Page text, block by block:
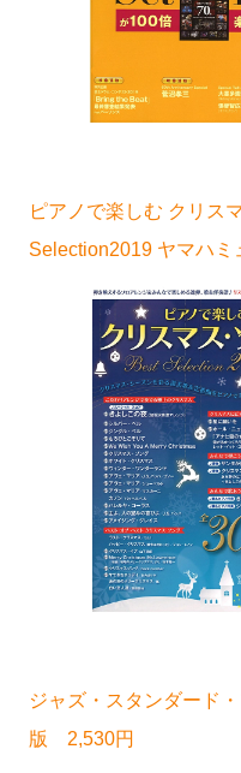
ピアノで楽しむ クリス
Selection2019 ヤマハ
ジャズ・スタンダード
版 2,530円